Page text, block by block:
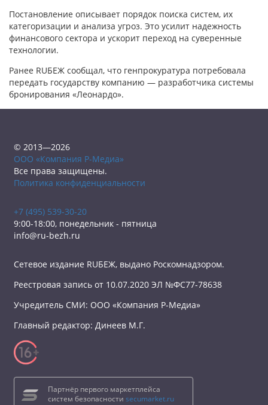
Постановление описывает порядок поиска систем, их
категоризации и анализа угроз. Это усилит надежность
финансового сектора и ускорит переход на суверенные
технологии.
Ранее RUБЕЖ сообщал, что генпрокуратура потребовала
передать государству компанию — разработчика системы
бронирования «Леонардо».
© 2013—2026
ООО «Компания Р-Медиа»
Все права защищены.
Политика конфиденциальности
+7 (495) 539-30-20
9:00-18:00, понедельник - пятница
info@ru-bezh.ru
Сетевое издание RUБЕЖ, выдано Роскомнадзором.
Реестровая запись от 10.07.2020 ЭЛ №ФС77-78638
Учредитель СМИ: ООО «Компания Р-Медиа»
Главный редактор: Динеев М.Г.
Партнёр первого маркетплейса
систем безопасности secumarket.ru